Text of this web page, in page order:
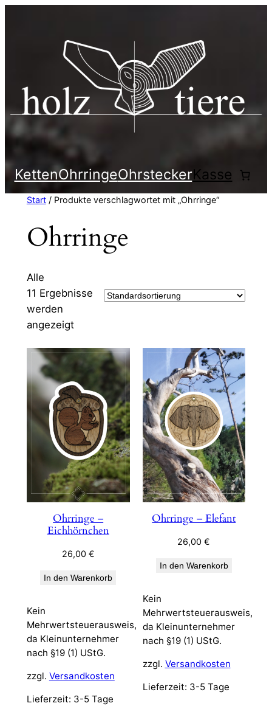
KettenOhrringeOhrsteckerKasse
Start/ Produkte verschlagwortet mit „Ohrringe“
Ohrringe
Alle
11 Ergebnisse
werden
angezeigt
Ohrringe –
Eichhörnchen
26,00 €
In den Warenkorb
Kein
Mehrwertsteuerausweis,
da Kleinunternehmer
nach §19 (1) UStG.
zzgl. Versandkosten
Lieferzeit: 3-5 Tage
Ohrringe – Elefant
26,00€
In den Warenkorb
Kein
Mehrwertsteuerausweis,
da Kleinunternehmer
nach §19 (1) UStG.
zzgl. Versandkosten
Lieferzeit: 3-5 Tage